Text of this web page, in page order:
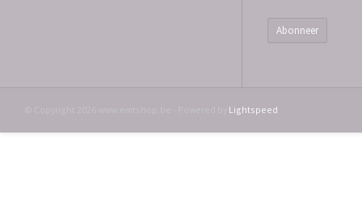
Abonneer
Lightspeed